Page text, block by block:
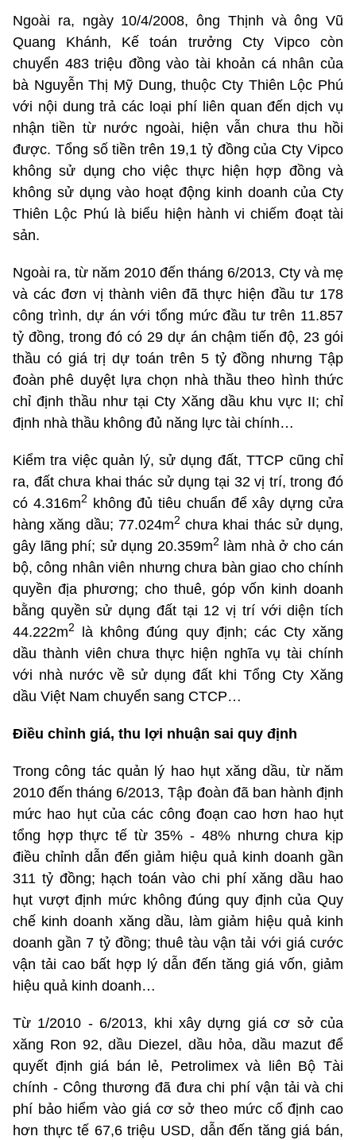
Ngoài ra, ngày 10/4/2008, ông Thịnh và ông Vũ
Quang Khánh, Kế toán trưởng Cty Vipco còn
chuyển 483 triệu đồng vào tài khoản cá nhân của
bà Nguyễn Thị Mỹ Dung, thuộc Cty Thiên Lộc Phú
với nội dung trả các loại phí liên quan đến dịch vụ
nhận tiền từ nước ngoài, hiện vẫn chưa thu hồi
được. Tổng số tiền trên 19,1 tỷ đồng của Cty Vipco
không sử dụng cho việc thực hiện hợp đồng và
không sử dụng vào hoạt động kinh doanh của Cty
Thiên Lộc Phú là biểu hiện hành vi chiếm đoạt tài
sản.
Ngoài ra, từ năm 2010 đến tháng 6/2013, Cty và mẹ
và các đơn vị thành viên đã thực hiện đầu tư 178
công trình, dự án với tổng mức đầu tư trên 11.857
tỷ đồng, trong đó có 29 dự án chậm tiến độ, 23 gói
thầu có giá trị dự toán trên 5 tỷ đồng nhưng Tập
đoàn phê duyệt lựa chọn nhà thầu theo hình thức
chỉ định thầu như tại Cty Xăng dầu khu vực II; chỉ
định nhà thầu không đủ năng lực tài chính…
Kiểm tra việc quản lý, sử dụng đất, TTCP cũng chỉ
ra, đất chưa khai thác sử dụng tại 32 vị trí, trong đó
có 4.316m2
không đủ tiêu chuẩn để xây dựng cửa
hàng xăng dầu; 77.024m2 chưa khai thác sử dụng,
gây lãng phí; sử dụng 20.359m2
làm nhà ở cho cán
bộ, công nhân viên nhưng chưa bàn giao cho chính
quyền địa phương; cho thuê, góp vốn kinh doanh
bằng quyền sử dụng đất tại 12 vị trí với diện tích
44.222m2
là không đúng quy định; các Cty xăng
dầu thành viên chưa thực hiện nghĩa vụ tài chính
với nhà nước về sử dụng đất khi Tổng Cty Xăng
dầu Việt Nam chuyển sang CTCP…
Điều chỉnh giá, thu lợi nhuận sai quy định
Trong công tác quản lý hao hụt xăng dầu, từ năm
2010 đến tháng 6/2013, Tập đoàn đã ban hành định
mức hao hụt của các công đoạn cao hơn hao hụt
tổng hợp thực tế từ 35% - 48% nhưng chưa kịp
điều chỉnh dẫn đến giảm hiệu quả kinh doanh gần
311 tỷ đồng; hạch toán vào chi phí xăng dầu hao
hụt vượt định mức không đúng quy định của Quy
chế kinh doanh xăng dầu, làm giảm hiệu quả kinh
doanh gần 7 tỷ đồng; thuê tàu vận tải với giá cước
vận tải cao bất hợp lý dẫn đến tăng giá vốn, giảm
hiệu quả kinh doanh…
Từ 1/2010 - 6/2013, khi xây dựng giá cơ sở của
xăng Ron 92, dầu Diezel, dầu hỏa, dầu mazut để
quyết định giá bán lẻ, Petrolimex và liên Bộ Tài
chính - Công thương đã đưa chi phí vận tải và chi
phí bảo hiểm vào giá cơ sở theo mức cố định cao
hơn thực tế 67,6 triệu USD, dẫn đến tăng giá bán,